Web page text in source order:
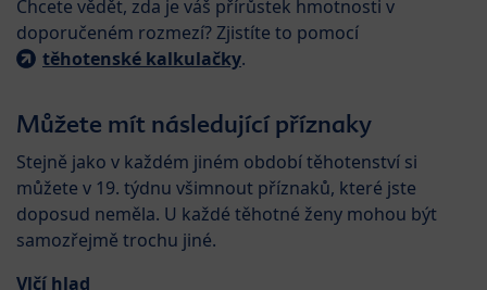
Chcete vědět, zda je váš přírůstek hmotnosti v
doporučeném rozmezí? Zjistíte to pomocí
těhotenské kalkulačky.
Můžete mít následující příznaky
Stejně jako v každém jiném období těhotenství si
můžete v 19. týdnu všimnout příznaků, které jste
doposud neměla. U každé těhotné ženy mohou být
samozřejmě trochu jiné.
Vlčí hlad